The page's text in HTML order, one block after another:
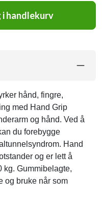
i handlekurv
hånd, fingre,
med Hand Grip
og hånd. Ved å
du forebygge
Hand
og er lett å
kg. Gummibelagte,
og bruke når som